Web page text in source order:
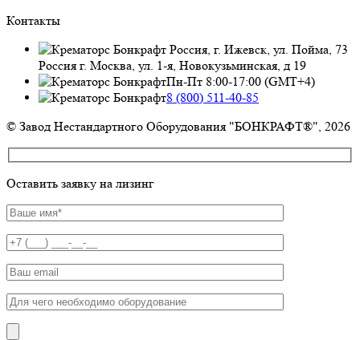
Контакты
Россия, г. Ижевск, ул. Пойма, 73
Россия г. Москва, ул. 1-я, Новокузьминская, д 19
Пн-Пт 8:00-17:00 (GMT+4)
8 (800) 511-40-85
© Завод Нестандартного Оборудования "БОНКРАФТ®", 2026
Оставить заявку на лизинг